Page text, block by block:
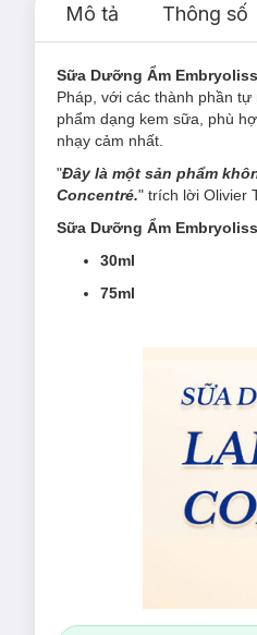
Mô tả Thông số
Sữa Dưỡng Ẩm
Pháp, với các thành phần
phẩm dạng kem sữa, phù
nhạy cảm nhất.
"Đây là một sản phẩm
Concentré." trích lời Olivier
Sữa Dưỡng Ẩm
30ml
75ml